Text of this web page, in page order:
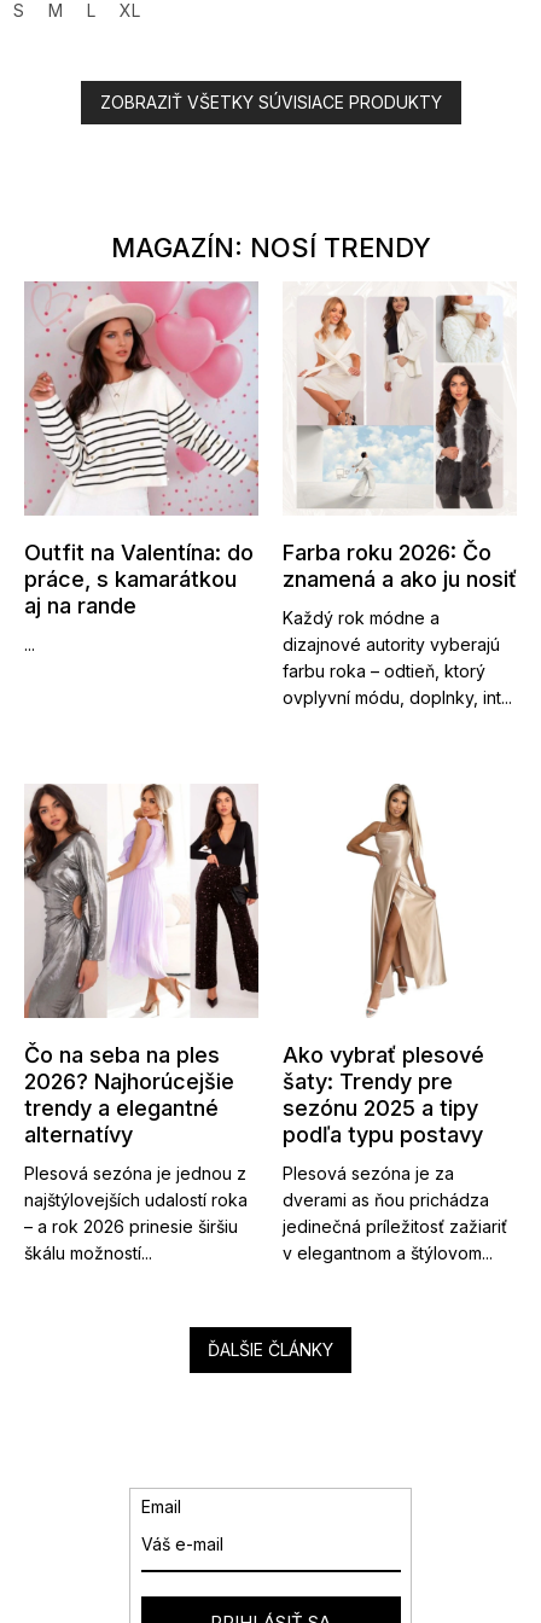
S M L XL
ZOBRAZIŤ VŠETKY SÚVISIACE PRODUKTY
MAGAZÍN: NOSÍ TRENDY
Outfit na Valentína: do
práce, s kamarátkou
aj na rande
...
Farba roku 2026: Čo
znamená a ako ju nosiť
Každý rok módne a
dizajnové autority vyberajú
farbu roka – odtieň, ktorý
ovplyvní módu, doplnky, int...
Čo na seba na ples
2026? Najhorúcejšie
trendy a elegantné
alternatívy
Plesová sezóna je jednou z
najštýlovejších udalostí roka
– a rok 2026 prinesie širšiu
škálu možností...
Ako vybrať plesové
šaty: Trendy pre
sezónu 2025 a tipy
podľa typu postavy
Plesová sezóna je za
dverami as ňou prichádza
jedinečná príležitosť zažiariť
v elegantnom a štýlovom...
ĎALŠIE ČLÁNKY
Email